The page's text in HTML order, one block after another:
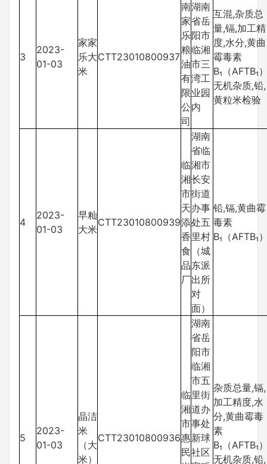
3
2023-
01-03
家家
乐大
米
CTT23010800937
南
家
乐
粮
油
有
限
公
司
湖南
省岳
阳市
临湘
市三
湾工
业园
内
互混,杂质总
量,镉,加工精
度,水分,黄曲
霉毒素
B₁（AFTB₁
无机杂质,铅,
黄粒米检验
4
2023-
01-03
早籼
大米
CTT23010800939
临
湘
市
天
添
香
食
品
厂
湖南
省临
湘市
长安
街道
办事
处五
里村
（城
东派
出所
对
面）
铅,镉,黄曲霉
毒素
B₁（AFTB₁
5
2023-
01-03
晶洁
米
（大
米）
CTT23010800936
临
湘
市
惠
民
湖南
省岳
阳市
临湘
市五
里街
道办
事处
新球
社区
杂质总量,镉,
加工精度,水
分,黄曲霉毒
素
B₁（AFTB₁
无机杂质,铅,